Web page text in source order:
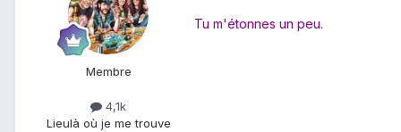
Membre
4,1k
Lieulà où je me trouve
Tu m'étonnes un peu.